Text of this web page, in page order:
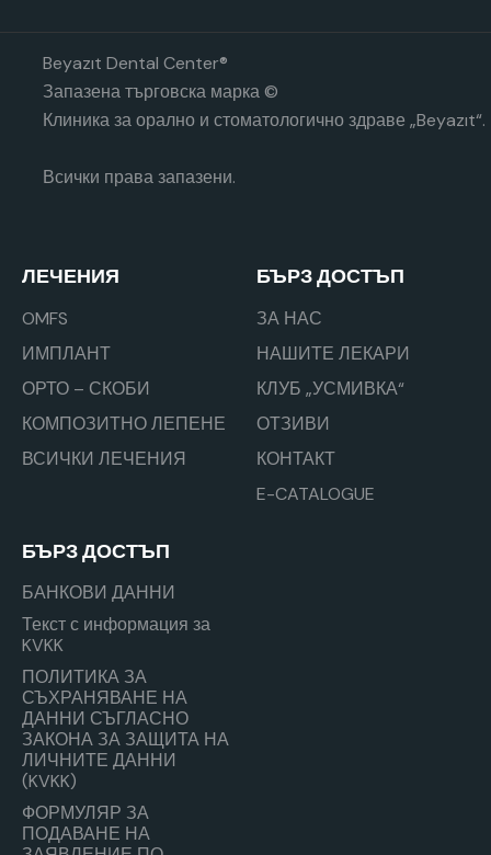
Beyazıt Dental Center®
Запазена търговска марка ©
Клиника за орално и стоматологично здраве „Beyazıt“.
Всички права запазени.
ЛЕЧЕНИЯ
OMFS
ИМПЛАНТ
ОРТО – СКОБИ
КОМПОЗИТНО ЛЕПЕНЕ
ВСИЧКИ ЛЕЧЕНИЯ
БЪРЗ ДОСТЪП
ЗА НАС
НАШИТЕ ЛЕКАРИ
КЛУБ „УСМИВКА“
ОТЗИВИ
КОНТАКТ
E-CATALOGUE
БЪРЗ ДОСТЪП
БАНКОВИ ДАННИ
Текст с информация за
KVKK
ПОЛИТИКА ЗА
СЪХРАНЯВАНЕ НА
ДАННИ СЪГЛАСНО
ЗАКОНА ЗА ЗАЩИТА НА
ЛИЧНИТЕ ДАННИ
(KVKK)
ФОРМУЛЯР ЗА
ПОДАВАНЕ НА